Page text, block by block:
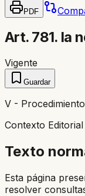
PDF
Art. 781. la
Vigente
Guardar
V -
Contexto Editorial
Texto
Esta página
resolver